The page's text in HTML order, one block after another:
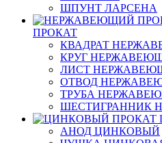
ШПУНТ ЛАРСЕНА
ПРОКАТ
КВАДРАТ
КРУГ
ЛИСТ
ОТВОД
ТРУБА
ШЕСТИГРАННИК
АНОД ЦИНКОВЫЙ